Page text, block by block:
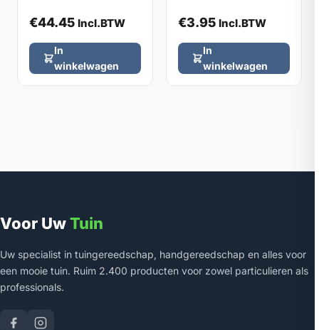
€44.45 Incl.BTW
In
winkelwagen
verpakt per 2
€3.95 Incl.BTW
In
winkelwagen
Voor UwTuin
Uw specialist in tuingereedschap, handgereedschap en alles voor
een mooie tuin. Ruim 2.400 producten voor zowel particulieren als
professionals.